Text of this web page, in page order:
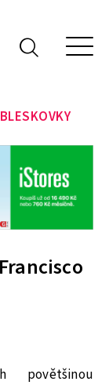
BLESKOVKY
povětšinou